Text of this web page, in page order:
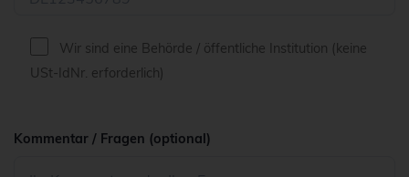
Wir sind eine Behörde / öffentliche Institution (keine
USt-IdNr. erforderlich)
Kommentar / Fragen (optional)